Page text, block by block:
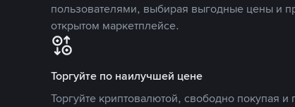
пользователями, выбирая выгодные цены и
открытом маркетплейсе.
Торгуйте по наилучшей цене
Торгуйте криптовалютой, свободно покупая